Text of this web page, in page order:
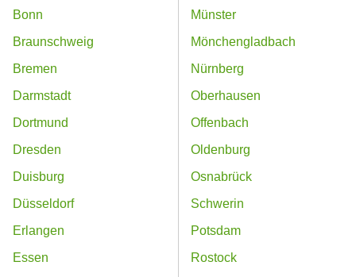
Bonn
Braunschweig
Bremen
Darmstadt
Dortmund
Dresden
Duisburg
Düsseldorf
Erlangen
Essen
Münster
Mönchengladbach
Nürnberg
Oberhausen
Offenbach
Oldenburg
Osnabrück
Schwerin
Potsdam
Rostock